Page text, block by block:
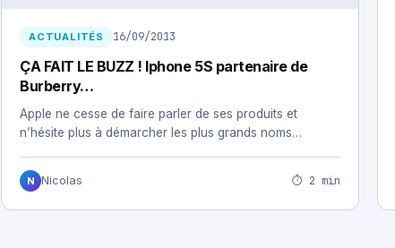
ACTUALITÉS 16/09/2013
ÇA FAIT LE BUZZ ! Iphone 5S partenaire de
Burberry…
Apple ne cesse de faire parler de ses produits et
n’hésite plus à démarcher les plus grands noms…
N Nicolas ⏱ 2 min